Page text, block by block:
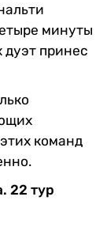
минуты
принес
команд
22 тур